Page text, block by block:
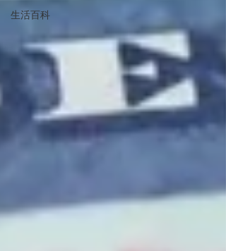
生活百科